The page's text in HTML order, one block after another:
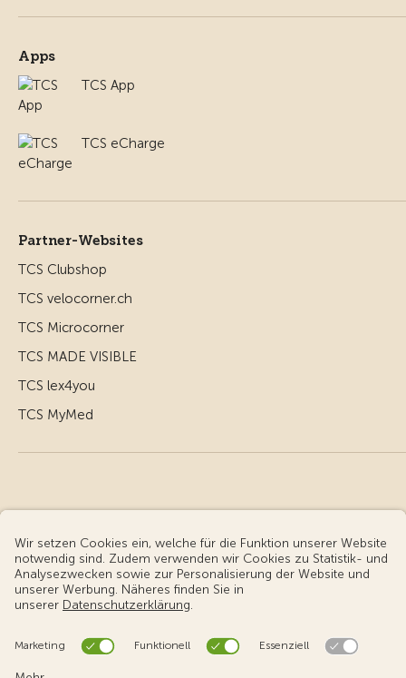
Apps
TCS App
TCS eCharge
Partner-Websites
TCS Clubshop
TCS velocorner.ch
TCS Microcorner
TCS MADE VISIBLE
TCS lex4you
TCS MyMed
© Touring Club Schweiz
Benutzungsbedingungen - rechtliche Informationen